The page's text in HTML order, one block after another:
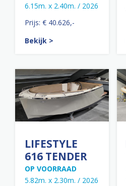
6.15m. x 2.40m. / 2026
Prijs: € 40.626,-
Bekijk >
LIFESTYLE
616 TENDER
OP VOORRAAD
5.82m. x 2.30m. / 2026